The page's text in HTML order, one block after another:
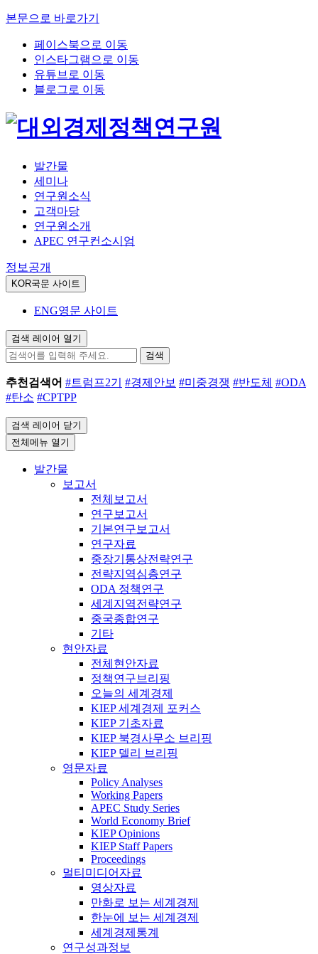
본문으로 바로가기
페이스북으로 이동
인스타그램으로 이동
유튜브로 이동
블로그로 이동
발간물
세미나
연구원소식
고객마당
연구원소개
APEC 연구컨소시엄
정보공개
KOR국문 사이트
ENG영문 사이트
검색 레이어 열기
검색
추천검색어 #트럼프2기 #경제안보 #미중경쟁 #반도체 #ODA
#탄소 #CPTPP
검색 레이어 닫기
전체메뉴 열기
발간물
보고서
전체보고서
연구보고서
기본연구보고서
연구자료
중장기통상전략연구
전략지역심층연구
ODA 정책연구
세계지역전략연구
중국종합연구
기타
현안자료
전체현안자료
정책연구브리핑
오늘의 세계경제
KIEP 세계경제 포커스
KIEP 기초자료
KIEP 북경사무소 브리핑
KIEP 델리 브리핑
영문자료
Policy Analyses
Working Papers
APEC Study Series
World Economy Brief
KIEP Opinions
KIEP Staff Papers
Proceedings
멀티미디어자료
영상자료
만화로 보는 세계경제
한눈에 보는 세계경제
세계경제통계
연구성과정보